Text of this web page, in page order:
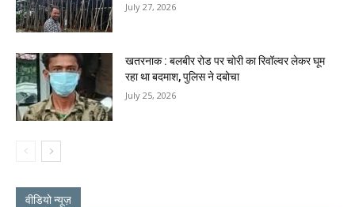
July 27, 2026
खतरनाक : बलबीर रोड पर चोरी का रिवॉल्वर लेकर घूम
रहा था बदमाश, पुलिस ने दबोचा
July 25, 2026
वीडियो न्यूज़